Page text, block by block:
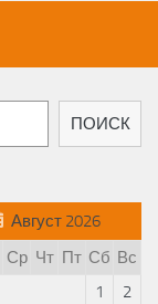
ПОИСК
Август 2026
Ср Чт Пт Сб Вс
1
2